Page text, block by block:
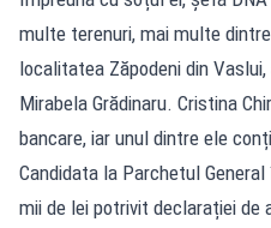
multe terenuri, mai multe
localitatea Zăpodeni din
Mirabela Grădinaru. Cristina
bancare, iar unul dintre ele
Candidata la Parchetul
mii de lei potrivit declarației de